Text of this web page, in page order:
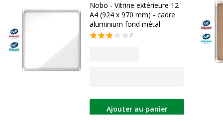
Nobo - Vitrine extérieure 12
A4 (924 x 970 mm) - cadre
aluminium fond métal
2
Ajouter au panier